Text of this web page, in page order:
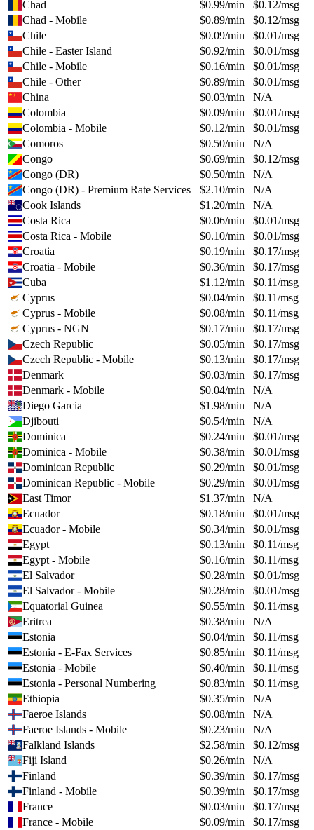
Chad
$0.99/min $0.12/msg
Chad - Mobile
$0.89/min $0.12/msg
Chile
$0.09/min $0.01/msg
Chile - Easter Island
$0.92/min $0.01/msg
Chile - Mobile
$0.16/min $0.01/msg
Chile - Other
$0.89/min $0.01/msg
China
$0.03/min
N/A
Colombia
$0.09/min $0.01/msg
Colombia - Mobile
$0.12/min $0.01/msg
Comoros
$0.50/min
N/A
Congo
$0.69/min $0.12/msg
Congo (DR)
$0.50/min
N/A
Congo (DR) - Premium Rate Services
$2.10/min
N/A
Cook Islands
$1.20/min
N/A
Costa Rica
$0.06/min $0.01/msg
Costa Rica - Mobile
$0.10/min $0.01/msg
Croatia
$0.19/min $0.17/msg
Croatia - Mobile
$0.36/min $0.17/msg
Cuba
$1.12/min $0.11/msg
Cyprus
$0.04/min $0.11/msg
Cyprus - Mobile
$0.08/min $0.11/msg
Cyprus - NGN
$0.17/min $0.17/msg
Czech Republic
$0.05/min $0.17/msg
Czech Republic - Mobile
$0.13/min $0.17/msg
Denmark
$0.03/min $0.17/msg
Denmark - Mobile
$0.04/min
N/A
Diego Garcia
$1.98/min
N/A
Djibouti
$0.54/min
N/A
Dominica
$0.24/min $0.01/msg
Dominica - Mobile
$0.38/min $0.01/msg
Dominican Republic
$0.29/min $0.01/msg
Dominican Republic - Mobile
$0.29/min $0.01/msg
East Timor
$1.37/min
N/A
Ecuador
$0.18/min $0.01/msg
Ecuador - Mobile
$0.34/min $0.01/msg
Egypt
$0.13/min $0.11/msg
Egypt - Mobile
$0.16/min $0.11/msg
El Salvador
$0.28/min $0.01/msg
El Salvador - Mobile
$0.28/min $0.01/msg
Equatorial Guinea
$0.55/min $0.11/msg
Eritrea
$0.38/min
N/A
Estonia
$0.04/min $0.11/msg
Estonia - E-Fax Services
$0.85/min $0.11/msg
Estonia - Mobile
$0.40/min $0.11/msg
Estonia - Personal Numbering
$0.83/min $0.11/msg
Ethiopia
$0.35/min
N/A
Faeroe Islands
$0.08/min
N/A
Faeroe Islands - Mobile
$0.23/min
N/A
Falkland Islands
$2.58/min $0.12/msg
Fiji Island
$0.26/min
N/A
Finland
$0.39/min $0.17/msg
Finland - Mobile
$0.39/min $0.17/msg
France
$0.03/min $0.17/msg
France - Mobile
$0.09/min $0.17/msg